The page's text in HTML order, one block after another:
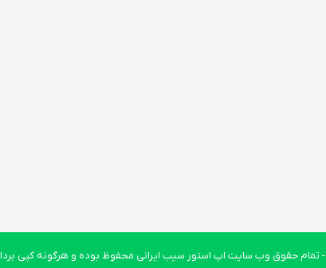
- تمام حقوق وب سایت اپ استور سیب ایرانی محفوظ بوده و هرگونه کپی